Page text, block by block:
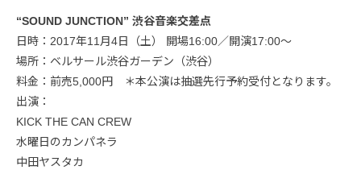
“SOUND JUNCTION” 渋谷音楽交差点
日時：2017年11月4日（土） 開場16:00／開演17:00〜
場所：ベルサール渋谷ガーデン（渋谷）
料金：前売5,000円 ＊本公演は抽選先行予約受付となります。
出演：
KICK THE CAN CREW
水曜日のカンパネラ
中田ヤスタカ